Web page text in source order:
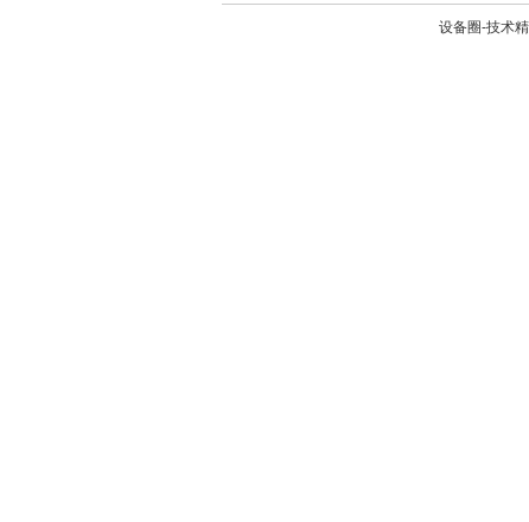
设备圈-技术